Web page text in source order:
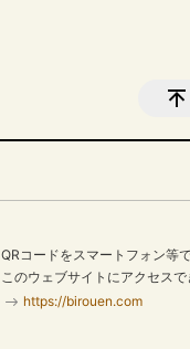
QRコードをスマートフォン等
このウェブサイトにアクセスで
https://birouen.com